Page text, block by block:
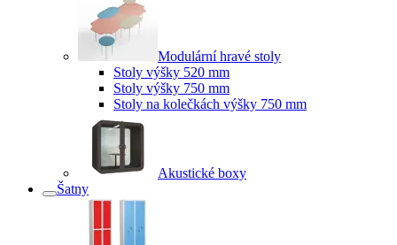
Modulární hravé stoly
Stoly výšky 520 mm
Stoly výšky 750 mm
Stoly na kolečkách výšky 750 mm
Akustické boxy
Šatny